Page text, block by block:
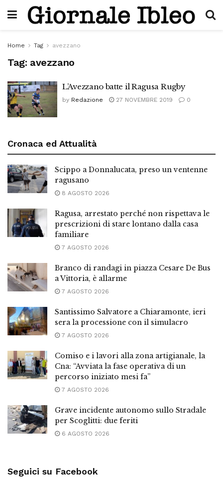
Home Tag avezzano
Tag: avezzano
L’Avezzano batte il Ragusa Rugby
by Redazione 27 NOVEMBRE 2019 0
Cronaca ed Attualità
Scippo a Donnalucata, preso un ventenne
ragusano
8 AGOSTO 2026
Ragusa, arrestato perché non rispettava le
prescrizioni di stare lontano dalla casa
familiare
7 AGOSTO 2026
Branco di randagi in piazza Cesare De Bus
a Vittoria, è allarme
7 AGOSTO 2026
Santissimo Salvatore a Chiaramonte, ieri
sera la processione con il simulacro
7 AGOSTO 2026
Comiso e i lavori alla zona artigianale, la
Cna: “Avviata la fase operativa di un
percorso iniziato mesi fa”
7 AGOSTO 2026
Grave incidente autonomo sullo Stradale
per Scoglitti: due feriti
6 AGOSTO 2026
Seguici su Facebook